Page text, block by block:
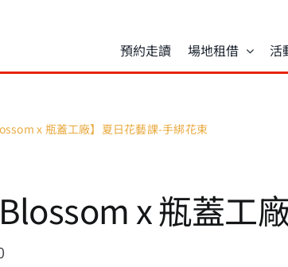
預約走讀 場地租借 活
x 瓶蓋工廠】夏日花藝課-手綁花束
x 瓶蓋工